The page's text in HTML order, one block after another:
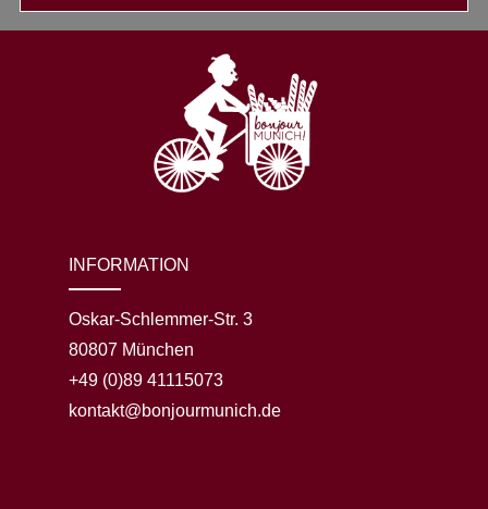
INFORMATION
Oskar-Schlemmer-Str. 3
80807 München
+49 (0)89 41115073
kontakt@bonjourmunich.de